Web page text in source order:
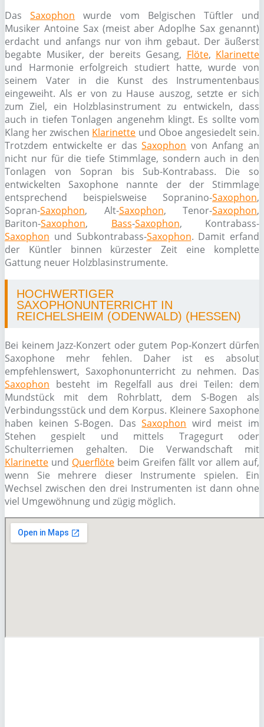
DasSaxophon wurde vom Belgischen Tüftler und
Musiker Antoine Sax (meist aber Adoplhe Sax genannt)
erdacht und anfangs nur von ihm gebaut. Der äußerst
begabte Musiker, der bereits Gesang, Flöte, Klarinette
und Harmonie erfolgreich studiert hatte, wurde von
seinem Vater in die Kunst des Instrumentenbaus
eingeweiht. Als er von zu Hause auszog, setzte er sich
zum Ziel, ein Holzblasinstrument zu entwickeln, dass
auch in tiefen Tonlagen angenehm klingt. Es sollte vom
Klang her zwischen Klarinette und Oboe angesiedelt sein.
Trotzdem entwickelte er dasSaxophon von Anfang an
nicht nur für die tiefe Stimmlage, sondern auch in den
Tonlagen von Sopran bis Sub-Kontrabass. Die so
entwickelten Saxophone nannte der der Stimmlage
entsprechend beispielsweise Sopranino-Saxophon,
Sopran-Saxophon, Alt-Saxophon, Tenor-Saxophon,
Bariton-Saxophon, Bass-Saxophon, Kontrabass-
Saxophon und Subkontrabass-Saxophon. Damit erfand
der Küntler binnen kürzester Zeit eine komplette
Gattung neuer Holzblasinstrumente.
HOCHWERTIGER
SAXOPHONUNTERRICHT IN
REICHELSHEIM (ODENWALD) (HESSEN)
Bei keinem Jazz-Konzert oder gutem Pop-Konzert dürfen
Saxophone mehr fehlen. Daher ist es absolut
empfehlenswert, Saxophonunterricht zu nehmen. Das
Saxophon besteht im Regelfall aus drei Teilen: dem
Mundstück mit dem Rohrblatt, dem S-Bogen als
Verbindungsstück und dem Korpus. Kleinere Saxophone
haben keinen S-Bogen. DasSaxophon wird meist im
Stehen gespielt und mittels Tragegurt oder
Schulterriemen gehalten. Die Verwandschaft mit
Klarinette und Querflöte beim Greifen fällt vor allem auf,
wenn Sie mehrere dieser Instrumente spielen. Ein
Wechsel zwischen den drei Instrumenten ist dann ohne
viel Umgewöhnung und zügig möglich.